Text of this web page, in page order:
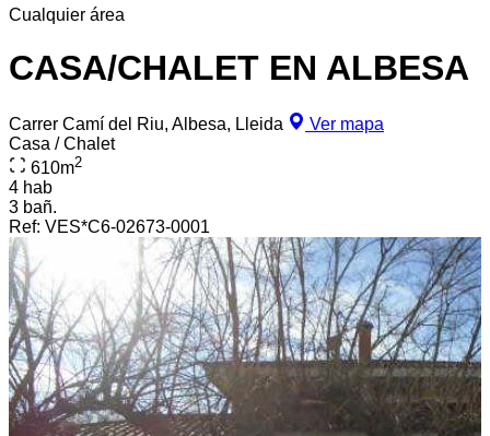
Cualquier área
CASA/CHALET EN ALBESA
Carrer Camí del Riu, Albesa, Lleida
Ver mapa
Casa / Chalet
610m2
4 hab
3 bañ.
Ref: VES*C6-02673-0001